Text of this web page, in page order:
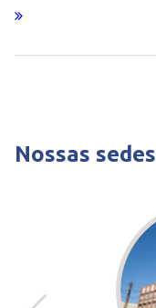
Nossas sedes